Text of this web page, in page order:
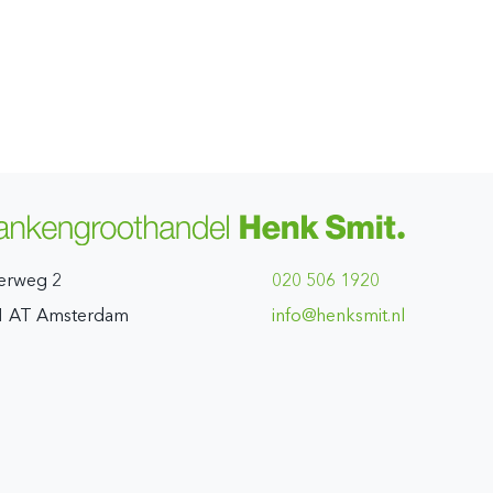
2
AT Amsterdam
020 506 1920
ln.timskneh@ofni